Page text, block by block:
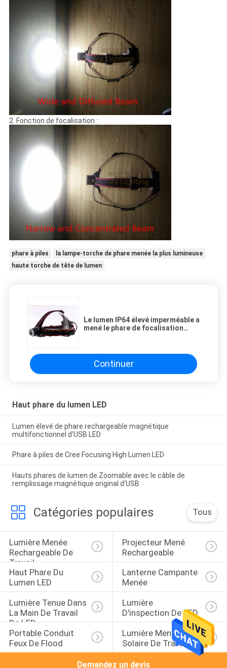
2. Fonction de focalisation :
phare à piles
la lampe-torche de phare menée la plus lumineuse
haute torche de tête de lumen
Le lumen IP64 élevé imperméable a
mené le phare de focalisation
Continuer
Haut phare du lumen LED
Lumen élevé de phare rechargeable magnétique
multifonctionnel d'USB LED
Phare à piles de Cree Focusing High Lumen LED
Hauts phares de lumen de Zoomable avec le câble de
remplissage magnétique original d'USB
Catégories populaires Tous
Lumière Menée
Rechargeable De
Travail
Projecteur Mené
Rechargeable
Haut Phare Du
Lumen LED
Lanterne Campante
Menée
Lumière Tenue Dans
La Main De Travail
De LED
Lumière
D'inspection De LED
Portable Conduit
Feux De Flood
Lumière Menée
Solaire De Travail
Demandez un devis